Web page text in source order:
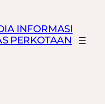
INFORMASI
PERKOTAAN